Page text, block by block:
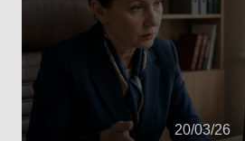
20/03/26